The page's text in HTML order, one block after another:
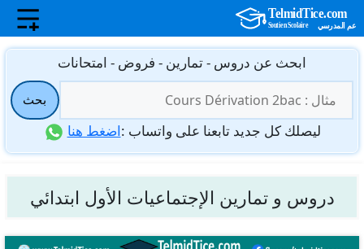
انتقل
المحتوى
ابحث عن دروس - تمارين - فروض - امتحانات
عن:
بحث
ليصلك كل جديد تابعنا على واتساب :اضغط هنا
دروس و تمارين الإجتماعيات الأول ابتدائي